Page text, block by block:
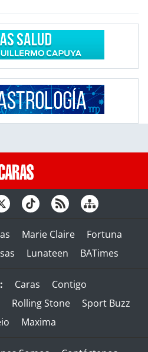
Marie Claire
Fortuna
Lunateen BATimes
Caras
Contigo
Rolling Stone
Sport Buzz
Maxima